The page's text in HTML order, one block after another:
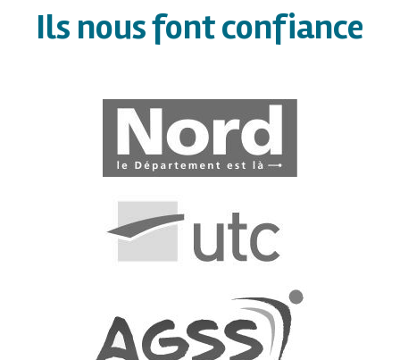
Ils nous font confiance